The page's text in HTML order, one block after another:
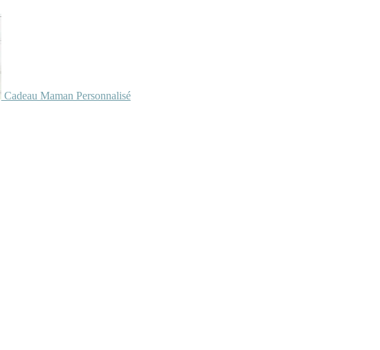
Cadeau Maman Personnalisé